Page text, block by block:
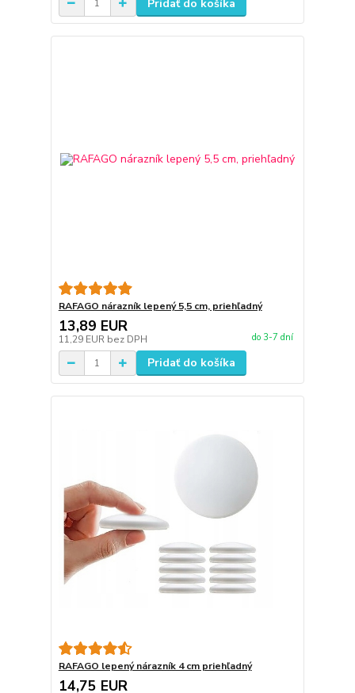
Pridať do košíka
RAFAGO nárazník lepený 5,5 cm, priehľadný
13,89 EUR
11,29 EUR bez DPH do 3-7 dní
Pridať do košíka
RAFAGO lepený nárazník 4 cm priehľadný
14,75 EUR